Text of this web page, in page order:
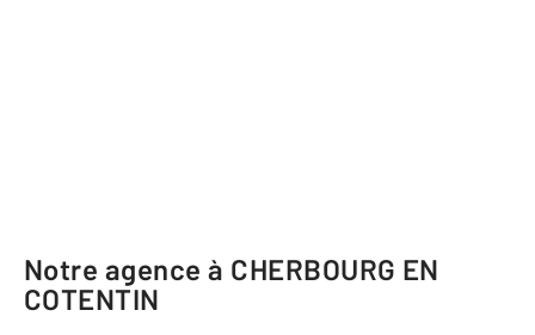
Notre agence à CHERBOURG EN
COTENTIN